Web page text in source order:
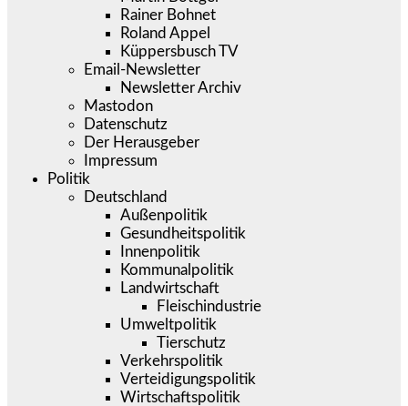
Rainer Bohnet
Roland Appel
Küppersbusch TV
Email-Newsletter
Newsletter Archiv
Mastodon
Datenschutz
Der Herausgeber
Impressum
Politik
Deutschland
Außenpolitik
Gesundheitspolitik
Innenpolitik
Kommunalpolitik
Landwirtschaft
Fleischindustrie
Umweltpolitik
Tierschutz
Verkehrspolitik
Verteidigungspolitik
Wirtschaftspolitik